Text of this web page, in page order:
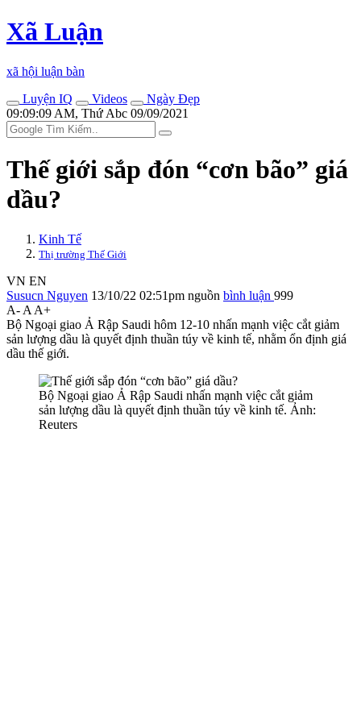
Xã Luận
xã hội luận bàn
Luyện IQ
Videos
Ngày Đẹp
09:09:09 AM, Thứ Abc 09/09/2021
Thế giới sắp đón “cơn bão” giá
dầu?
Kinh Tế
Thị trường Thế Giới
VN EN
Susucn Nguyen 13/10/22 02:51pm nguồn bình luận 999
A- A A+
Bộ Ngoại giao Ả Rập Saudi hôm 12-10 nhấn mạnh việc cắt giảm
sản lượng dầu là quyết định thuần túy về kinh tế, nhằm ổn định giá
dầu thế giới.
Bộ Ngoại giao Ả Rập Saudi nhấn mạnh việc cắt giảm
sản lượng dầu là quyết định thuần túy về kinh tế. Ảnh:
Reuters